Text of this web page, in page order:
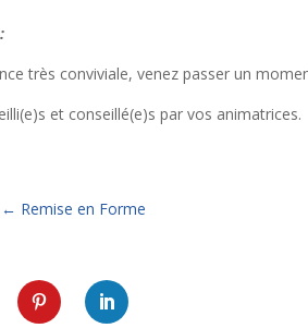
très conviviale, venez passer un
et conseillé(e)s par vos animatrices.
← Remise en Forme